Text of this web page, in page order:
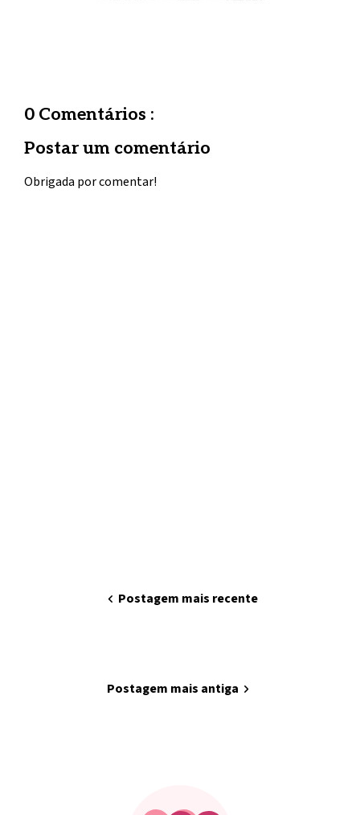
0 Comentários :
Postar um comentário
Obrigada por comentar!
chevron_left Postagem mais recente
Postagem mais antiga chevron_right